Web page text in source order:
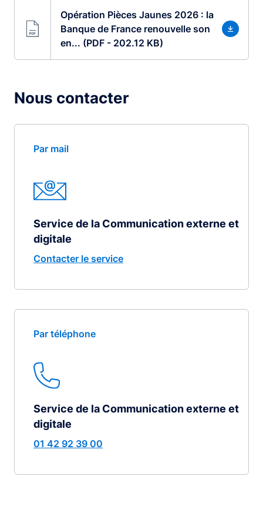
Opération Pièces Jaunes 2026 : la
Banque de France renouvelle son
en... (PDF - 202.12 KB)
Nous contacter
Par mail
Service de la Communication externe et
digitale
Contacter le service
Par téléphone
Service de la Communication externe et
digitale
01 42 92 39 00